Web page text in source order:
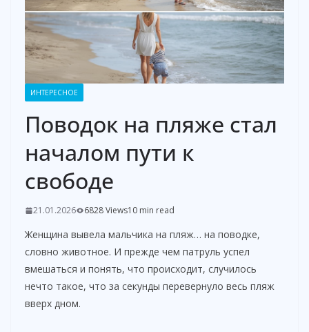
ИНТЕРЕСНОЕ
Поводок на пляже стал
началом пути к
свободе
21.01.2026 6828 Views10 min read
Женщина вывела мальчика на пляж… на поводке,
словно животное. И прежде чем патруль успел
вмешаться и понять, что происходит, случилось
нечто такое, что за секунды перевернуло весь пляж
вверх дном.